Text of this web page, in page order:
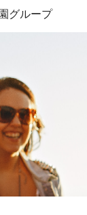
グループ